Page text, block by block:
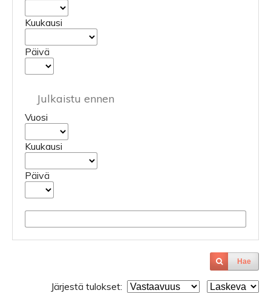
Kuukausi
Päivä
Julkaistu ennen
Vuosi
Kuukausi
Päivä
Hae
Järjestä tulokset: